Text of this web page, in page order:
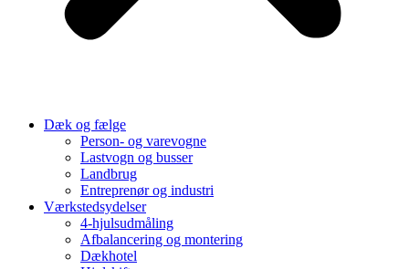
Dæk og fælge
Person- og varevogne
Lastvogn og busser
Landbrug
Entreprenør og industri
Værkstedsydelser
4-hjulsudmåling
Afbalancering og montering
Dækhotel